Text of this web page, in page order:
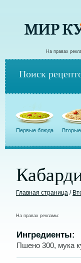
На правах
Поиск
Первые блюда
Главная страница /
На правах рекламы:
Ингредиенты:
Пшено 300, мука